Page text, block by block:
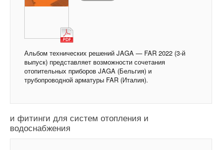
Альбом технических решений JAGA — FAR 2022 (3-й
выпуск) представляет возможности сочетания
отопительных приборов JAGA (Бельгия) и
трубопроводной арматуры FAR (Италия).
и фитинги для систем отопления и
водоснабжения